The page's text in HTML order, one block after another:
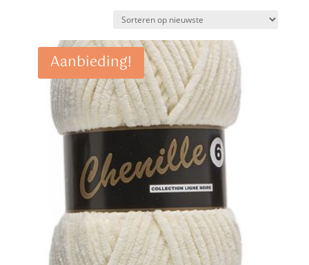
nieuwste
Aanbieding!